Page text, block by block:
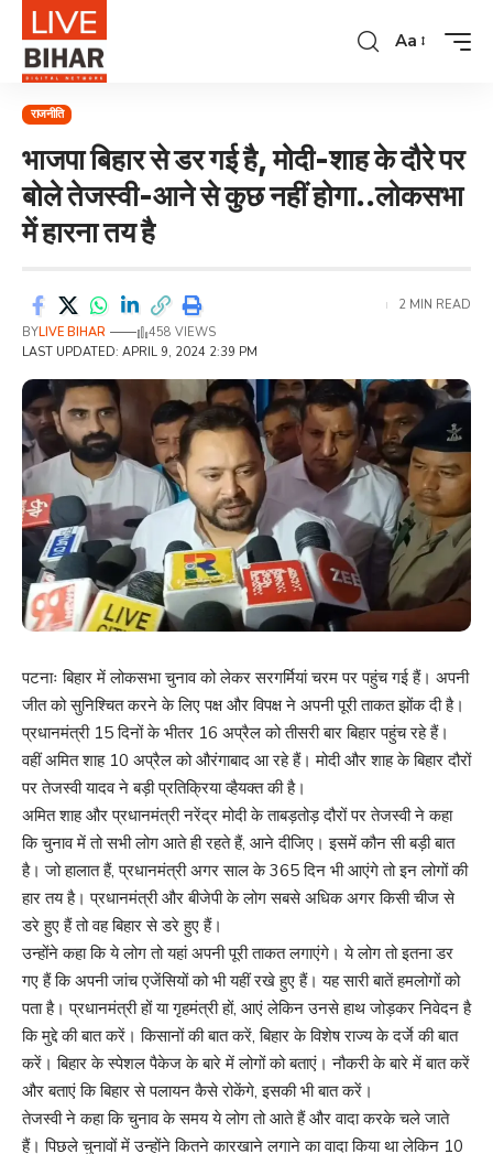
Aa
राजनीति
भाजपा बिहार से डर गई है, मोदी-शाह के दौरे पर
बोले तेजस्वी-आने से कुछ नहीं होगा..लोकसभा
में हारना तय है
LAST UPDATED: APRIL 9, 2024 2:39 PM
BYLIVE BIHAR 458 VIEWS
2 MIN READ
पटनाः बिहार में लोकसभा चुनाव को लेकर सरगर्मियां चरम पर पहुंच गई हैं। अपनी
जीत को सुनिश्चित करने के लिए पक्ष और विपक्ष ने अपनी पूरी ताकत झोंक दी है।
प्रधानमंत्री 15 दिनों के भीतर 16 अप्रैल को तीसरी बार बिहार पहुंच रहे हैं।
वहीं अमित शाह 10 अप्रैल को औरंगाबाद आ रहे हैं। मोदी और शाह के बिहार दौरों
पर तेजस्वी यादव ने बड़ी प्रतिक्रिया व्हैयक्त की है।
अमित शाह और प्रधानमंत्री नरेंद्र मोदी के ताबड़तोड़ दौरों पर तेजस्वी ने कहा
कि चुनाव में तो सभी लोग आते ही रहते हैं, आने दीजिए। इसमें कौन सी बड़ी बात
है। जो हालात हैं, प्रधानमंत्री अगर साल के 365 दिन भी आएंगे तो इन लोगों की
हार तय है। प्रधानमंत्री और बीजेपी के लोग सबसे अधिक अगर किसी चीज से
डरे हुए हैं तो वह बिहार से डरे हुए हैं।
उन्होंने कहा कि ये लोग तो यहां अपनी पूरी ताकत लगाएंगे। ये लोग तो इतना डर
गए हैं कि अपनी जांच एजेंसियों को भी यहीं रखे हुए हैं। यह सारी बातें हमलोगों को
पता है। प्रधानमंत्री हों या गृहमंत्री हों, आएं लेकिन उनसे हाथ जोड़कर निवेदन है
कि मुद्दे की बात करें। किसानों की बात करें, बिहार के विशेष राज्य के दर्जे की बात
करें। बिहार के स्पेशल पैकेज के बारे में लोगों को बताएं। नौकरी के बारे में बात करें
और बताएं कि बिहार से पलायन कैसे रोकेंगे, इसकी भी बात करें।
तेजस्वी ने कहा कि चुनाव के समय ये लोग तो आते हैं और वादा करके चले जाते
हैं। पिछले चुनावों में उन्होंने कितने कारखाने लगाने का वादा किया था लेकिन 10